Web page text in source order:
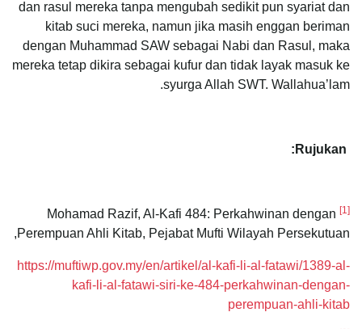
dan rasul mereka tanpa mengubah sedikit pun syariat dan
kitab suci mereka, namun jika masih enggan beriman
dengan Muhammad SAW sebagai Nabi dan Rasul, maka
mereka tetap dikira sebagai kufur dan tidak layak masuk ke
syurga Allah SWT. Wallahua’lam.
[1]
Mohamad Razif, Al-Kafi 484: Perkahwinan dengan
Perempuan Ahli Kitab, Pejabat Mufti Wilayah Persekutuan,
https://muftiwp.gov.my/en/artikel/al-kafi-li-al-fatawi/1389-al-
kafi-li-al-fatawi-siri-ke-484-perkahwinan-dengan-
perempuan-ahli-kitab